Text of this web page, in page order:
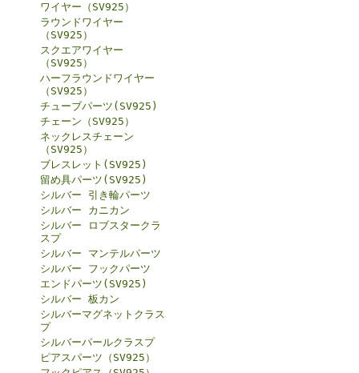
ワイヤー（SV925）
ラウンドワイヤー
（SV925）
スクエアワイヤー
（SV925）
ハーフラウンドワイヤー
（SV925）
チューブパーツ(SV925)
チェーン（SV925）
ネックレスチェーン
（SV925）
ブレスレット(SV925)
留め具パーツ(SV925)
シルバー 引き輪パーツ
シルバー カニカン
シルバー ロブスタークラ
スプ
シルバー マンテルパーツ
シルバー フックパーツ
エンドパーツ(SV925)
シルバー 板カン
シルバーマグネットクラス
プ
シルバーパールクラスプ
ピアスパーツ（SV925）